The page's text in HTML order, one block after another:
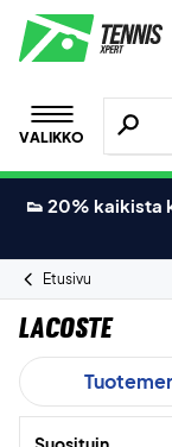
VALIKKO
Hae
👟 20% kaikista
Etusivu
Lacoste